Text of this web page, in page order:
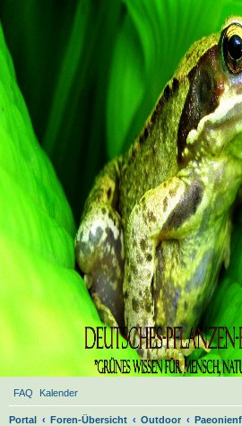
FAQ Kalender
Portal Foren-Übersicht Outdoor